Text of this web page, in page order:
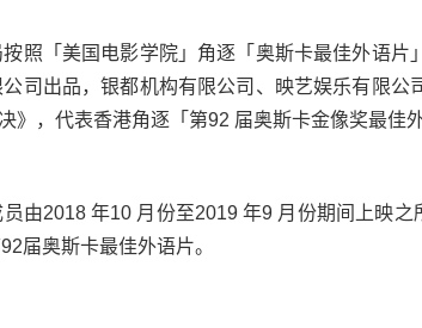
按照「美国电影学院」角逐「奥斯卡最佳外语
司出品，银都机构有限公司、映艺娱乐有限
》，代表香港角逐「第92 届奥斯卡金像奖最佳外
由2018 年10 月份至2019 年9 月份期间上映
届奥斯卡最佳外语片。